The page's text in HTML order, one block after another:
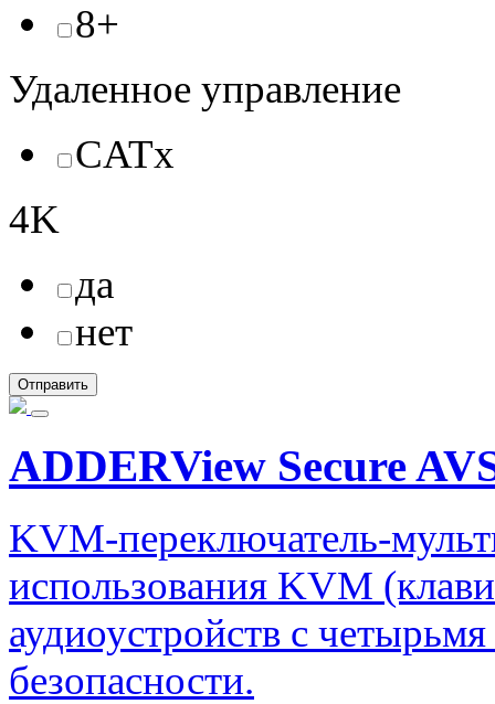
8+
Удаленное управление
CATx
4K
да
нет
ADDERView Secure
KVM-переключатель-
использования KVM
аудиоустройств с
безопасности.